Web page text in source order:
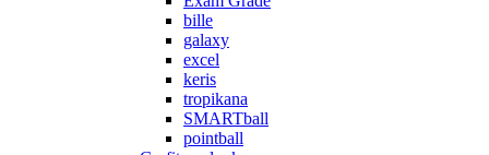
bille
galaxy
excel
keris
tropikana
SMARTball
pointball